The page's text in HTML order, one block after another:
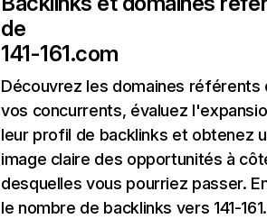
de
141-161.com
Découvrez les domaines référents
vos concurrents, évaluez
leur profil de backlinks et obtenez
image claire des opportunités à
desquelles vous pourriez passer.
le nombre de backlinks vers 141-